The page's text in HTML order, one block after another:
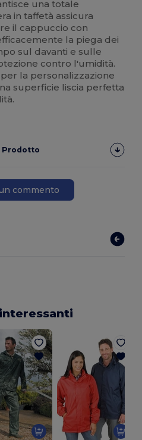
una totale
in taffetà assicura
il cappuccio con
la piega dei
sul davanti e sulle
contro l'umidità.
la personalizzazione
superficie liscia perfetta
Prodotto
commento